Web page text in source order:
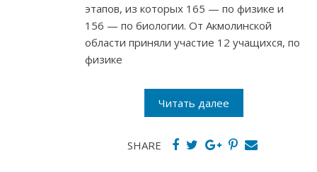
этапов, из которых 165 — по физике и
156 — по биологии. От Акмолинской
области приняли участие 12 учащихся, по
физике
Читать далее
SHARE